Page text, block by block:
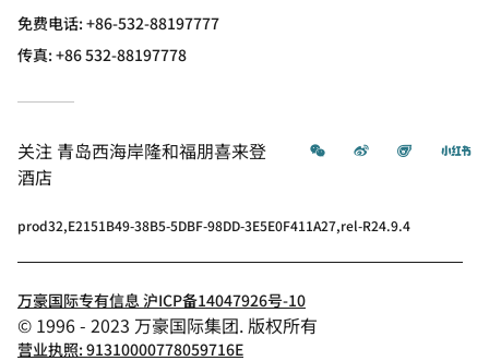
免费电话:+86-532-88197777
传真:+86 532-88197778
关注 青岛西海岸隆和福朋喜来登
酒店
微信 微博 飞猪
prod32,E2151B49-38B5-5DBF-98DD-3E5E0F411A27,rel-R24.9.4
万豪国际专有信息 沪ICP备14047926号-10
© 1996 - 2023 万豪国际集团. 版权所有
营业执照: 91310000778059716E